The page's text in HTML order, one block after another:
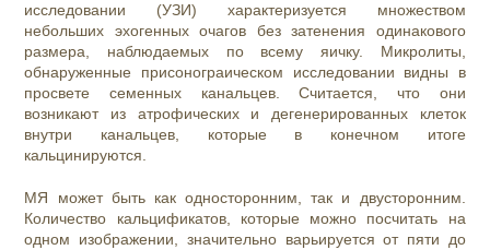
исследовании (УЗИ) характеризуется множеством
небольших эхогенных очагов без затенения одинакового
размера, наблюдаемых по всему яичку. Микролиты,
обнаруженные присонограическом исследовании видны в
просвете семенных канальцев. Считается, что они
возникают из атрофических и дегенерированных клеток
внутри канальцев, которые в конечном итоге
кальцинируются.
МЯ может быть как односторонним, так и двусторонним.
Количество кальцификатов, которые можно посчитать на
одном изображении, значительно варьируется от пяти до